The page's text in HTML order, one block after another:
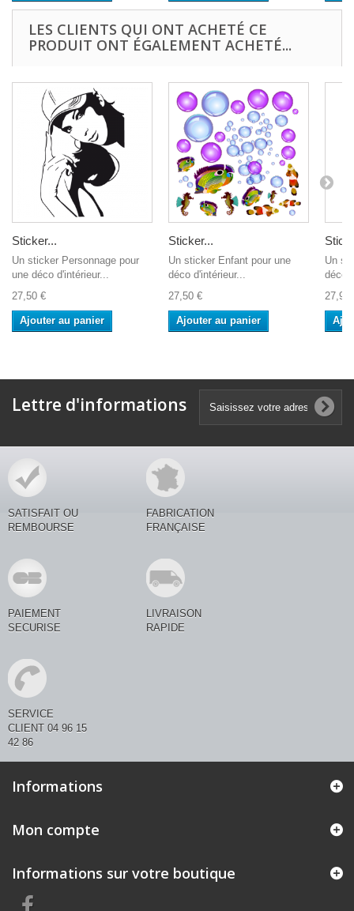
LES CLIENTS QUI ONT ACHETÉ CE
PRODUIT ONT ÉGALEMENT ACHETÉ...
Sticker...
Un sticker Personnage pour
une déco d'intérieur...
27,50 €
Ajouter au panier
Sticker...
Un sticker Enfant pour une
déco d'intérieur...
27,50 €
Ajouter au panier
Un
déco
27,90
Lettre d'informations
SATISFAIT OU
REMBOURSE
FABRICATION
FRANÇAISE
PAIEMENT
SECURISE
LIVRAISON
RAPIDE
SERVICE
CLIENT 04 96 15
42 86
Informations
Mon compte
Informations sur votre boutique